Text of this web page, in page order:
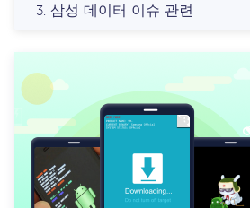
3. 삼성 데이터 이슈 관련